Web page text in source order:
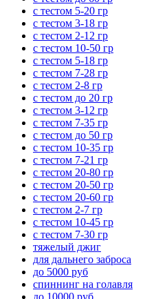
с тестом 5-20 гр
с тестом 3-18 гр
с тестом 2-12 гр
с тестом 10-50 гр
с тестом 5-18 гр
с тестом 7-28 гр
с тестом 2-8 гр
с тестом до 20 гр
с тестом 3-12 гр
с тестом 7-35 гр
с тестом до 50 гр
с тестом 10-35 гр
с тестом 7-21 гр
с тестом 20-80 гр
с тестом 20-50 гр
с тестом 20-60 гр
с тестом 2-7 гр
с тестом 10-45 гр
с тестом 7-30 гр
тяжелый джиг
для дальнего заброса
до 5000 руб
спиннинг на голавля